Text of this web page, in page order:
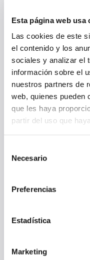
Esta página web usa
Las cookies de este
el contenido y los
sociales y analizar el
información sobre el
nuestros partners de
web, quienes pueden
que les haya
partir del uso que
Necesario
Preferencias
Estadística
Marketing
EL LUNES SE ABRE LA
PARTIDO ANTE EL CELTA
PRIMER EQUIPO